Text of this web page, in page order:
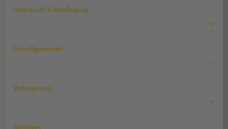
Unterkunft & Verpflegung
Freiwilligenarbeit
Verlängerung
Sonstiges